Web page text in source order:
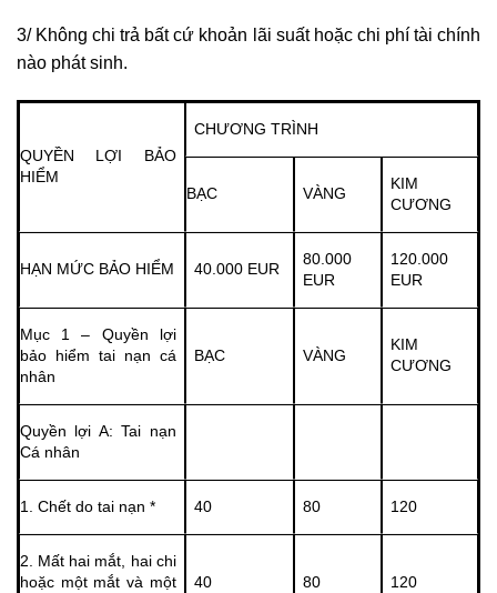
3/ Không chi trả bất cứ khoản lãi suất hoặc chi phí tài chính
nào phát sinh.
QUYỀN LỢI BẢO
HIỂM
CHƯƠNG TRÌNH
BẠC VÀNG
KIM
CƯƠNG
HẠN MỨC BẢO HIỂM 40.000 EUR
80.000
EUR
120.000
EUR
Mục 1 – Quyền lợi
bảo hiểm tai nạn cá
nhân
BẠC VÀNG
KIM
CƯƠNG
Quyền lợi A: Tai nạn
Cá nhân
1. Chết do tai nạn * 40 80 120
2. Mất hai mắt, hai chi
hoặc một mắt và một
40 80 120